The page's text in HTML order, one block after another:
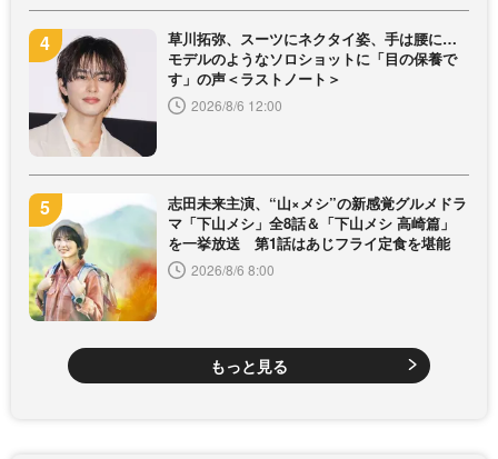
草川拓弥、スーツにネクタイ姿、手は腰に…
モデルのようなソロショットに「目の保養で
す」の声＜ラストノート＞
2026/8/6 12:00
志田未来主演、“山×メシ”の新感覚グルメドラ
マ「下山メシ」全8話＆「下山メシ 高崎篇」
を一挙放送 第1話はあじフライ定食を堪能
2026/8/6 8:00
もっと見る